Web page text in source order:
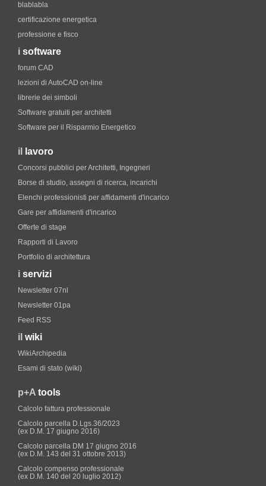
blablabla
certificazione energetica
professione e fisco
i software
forum CAD
lezioni di AutoCAD on-line
librerie dei simboli
Software gratuiti per architetti
Software per il Risparmio Energetico
il lavoro
Concorsi pubblici per Architetti, Ingegneri
Borse di studio, assegni di ricerca, incarichi
Elenchi professionisti per affidamenti d'incarico
Gare per affidamenti d'incarico
Offerte di stage
Rapporti di Lavoro
Portfolio di architettura
i servizi
Newsletter 07nl
Newsletter 01pa
Feed RSS
il wiki
WikiArchipedia
Esami di stato (wiki)
p+A tools
Calcolo fattura professionale
Calcolo parcella D.Lgs.36/2023
(ex D.M. 17 giugno 2016)
Calcolo parcella DM 17 giugno 2016
(ex D.M. 143 del 31 ottobre 2013)
Calcolo compenso professionale
(ex D.M. 140 del 20 luglio 2012)